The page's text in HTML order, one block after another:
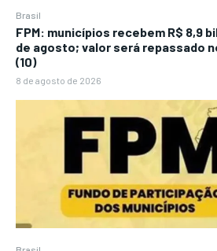
Brasil
FPM: municípios recebem R$ 8,9
de agosto; valor será repassado
(10)
8 de agosto de 2026